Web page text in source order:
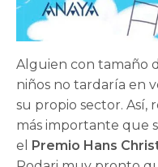
Alguien con tamaño
niños no tardaría en
su propio sector. Así,
más importante que
el Premio Hans